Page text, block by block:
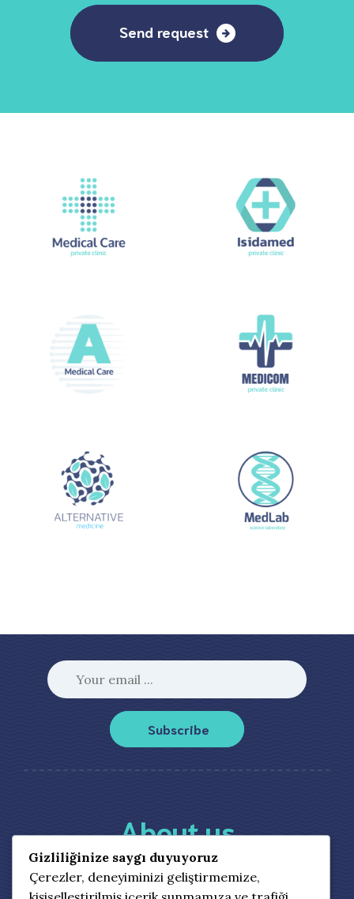
Send request
Subscribe
About us
Etiam condimentum aliquam odio, ut consectetur
Gizliliğinize saygı duyuyoruz
Çerezler, deneyiminizi geliştirmemize,